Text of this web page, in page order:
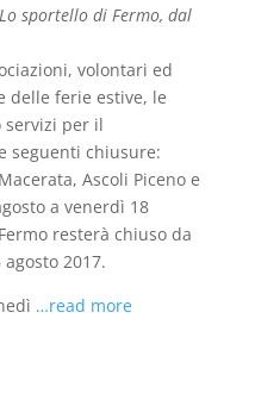
sportello di Fermo, dal
volontari ed
delle ferie estive, le
servizi per il
seguenti chiusure:
Ascoli Piceno e
a venerdì 18
resterà chiuso da
2017.
…read more